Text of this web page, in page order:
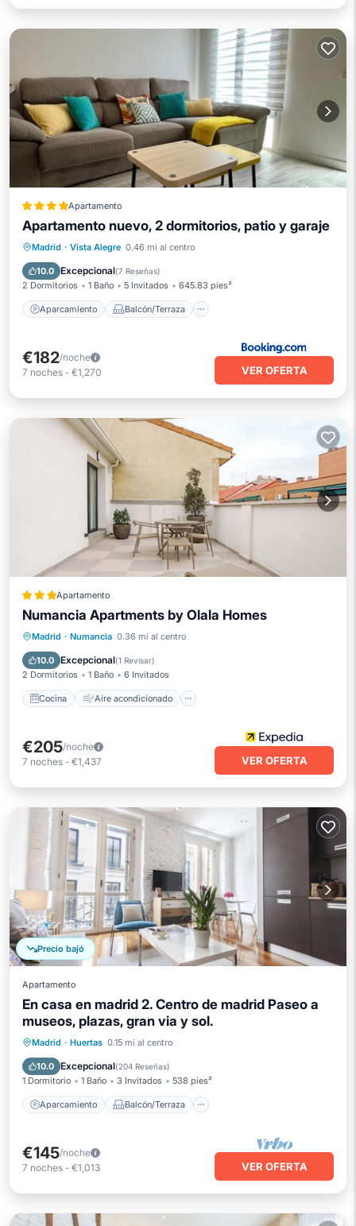
Apartamento
Apartamento nuevo, 2 dormitorios, patio y garaje
Madrid · Vista Alegre 0.46 mi al centro
10.0 Excepcional(7 Reseñas)
2 Dormitorios 1 Baño 5 Invitados 645.83 pies²
Aparcamiento Balcón/Terraza
Aparcamiento
Balcón/Terraza
Aire acondicionado
€182/noche
7 noches - €1,270 VER OFERTA
Apartamento
Numancia Apartments by Olala Homes
Madrid · Numancia 0.36 mi al centro
10.0 Excepcional(1 Revisar)
2 Dormitorios 1 Baño 6 Invitados
Cocina Aire acondicionado
Cocina Aire acondicionado
Apto para niños
€205/noche
7 noches - €1,437 VER OFERTA
Precio bajó
Apartamento
En casa en madrid 2. Centro de madrid Paseo a
museos, plazas, gran via y sol.
Madrid · Huertas 0.15 mi al centro
10.0 Excepcional(204 Reseñas)
1 Dormitorio 1 Baño 3 Invitados 538 pies²
Aparcamiento Balcón/Terraza
Aparcamiento
Balcón/Terraza
Cocina
Aire acondicionado
€145/noche
7 noches - €1,013 VER OFERTA